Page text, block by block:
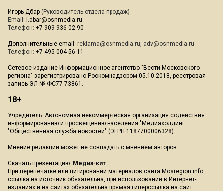
Игорь Дбар (Руководитель отдела продаж)
Email: i.dbar@osnmedia.ru
Телефон: +7 909 936-02-90
Дополнительные email: reklama@osnmedia.ru, adv@osnmedia.ru
Телефон: +7 495 004-56-11
Сетевое издание Информационное агентство "Вести Московского
региона" зарегистрировано Роскомнадзором 05.10.2018, реестровая
запись ЭЛ № ФС77-73861.
18+
Учредитель: Автономная некоммерческая организация содействия
информированию и просвещению населения "Медиахолдинг
"Общественная служба новостей" (ОГРН 1187700006328).
Мнение редакции может не совпадать с мнением авторов.
Скачать презентацию: Медиа-кит
При перепечатке или цитировании материалов сайта Mosregion.info
ссылка на источник обязательна, при использовании в Интернет-
изданиях и на сайтах обязательна прямая гиперссылка на сайт